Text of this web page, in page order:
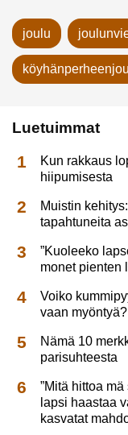
joulu
Luetuimmat
Kun rakkaus
hiipumisesta
Muistin
tapahtuneita
”Kuoleeko
monet pienten
Voiko
vaan myöntyä?
Nämä 10
parisuhteesta
”Mitä hittoa
lapsi haastaa
kasvatat